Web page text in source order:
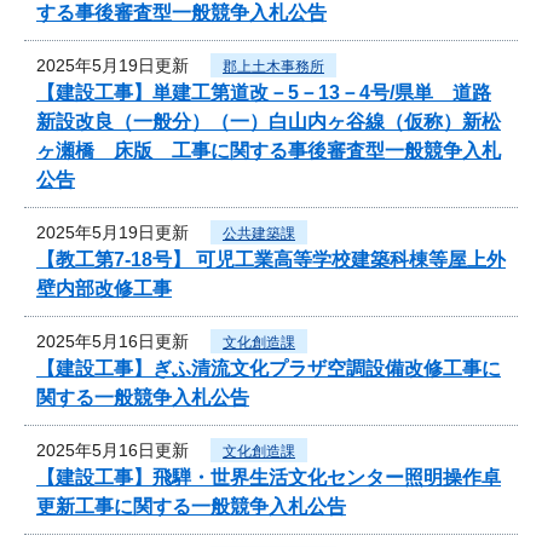
する事後審査型一般競争入札公告
2025年5月19日更新 郡上土木事務所
【建設工事】単建工第道改－5－13－4号/県単 道路
新設改良（一般分）（一）白山内ヶ谷線（仮称）新松
ヶ瀬橋 床版 工事に関する事後審査型一般競争入札
公告
2025年5月19日更新 公共建築課
【教工第7-18号】 可児工業高等学校建築科棟等屋上外
壁内部改修工事
2025年5月16日更新 文化創造課
【建設工事】ぎふ清流文化プラザ空調設備改修工事に
関する一般競争入札公告
2025年5月16日更新 文化創造課
【建設工事】飛騨・世界生活文化センター照明操作卓
更新工事に関する一般競争入札公告